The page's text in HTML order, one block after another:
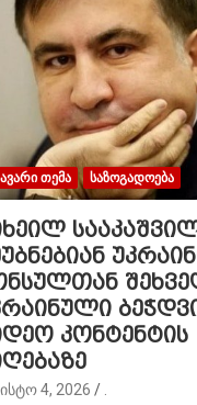
ᲗᲔᲛᲐ ᲡᲐᲖᲝᲒᲐᲓᲝᲔᲑᲐ
კონტენტის
4, 2026